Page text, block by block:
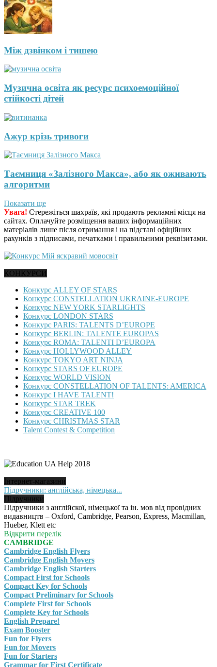
Між дзвінком і тишею
Музична освіта як ресурс психоемоційної
стійкості дітей
Ажур крізь тривоги
Таємниця «Залізного Макса», або як оживають
алгоритми
Показати ще
Увага! Стережіться шахраїв, які продають рекламні місця на
сайтах. Оплачуйте розміщення ваших інформаційних
матеріалів лише після отримання і на підставі офіційних
рахунків з підписами, печатками і правильними реквізитами.
КОНКУРСИ
Конкурс ALLEY OF STARS
Конкурс CONSTELLATION UKRAINE-EUROPE
Конкурс NEW YORK STARLIGHTS
Конкурс LONDON STARS
Конкурс PARIS: TALENTS D’EUROPE
Конкурс BERLIN: TALENTE EUROPAS
Конкурс ROMA: TALENTI D’EUROPA
Конкурс HOLLYWOOD ALLEY
Конкурс TOKYO ART NINJA
Конкурс STARS OF EUROPE
Конкурс WORLD VISION
Конкурс CONSTELLATION OF TALENTS: AMERICA
Конкурс I HAVE TALENT!
Конкурс STAR TREK
Конкурс CREATIVE 100
Конкурс CHRISTMAS STAR
Talent Contest & Competition
Інтернет-магазини
Підручники: англійська, німецька...
Підручники
Підручники з англійскої, німецької та ін. мов від провідних
видавництв – Oxford, Cambridge, Pearson, Express, Macmillan,
Hueber, Klett etc
Відкрити перелік
CAMBRIDGE
Cambridge English Flyers
Cambridge English Movers
Cambridge English Starters
Compact First for Schools
Compact Key for Schools
Compact Preliminary for Schools
Complete First for Schools
Complete Key for Schools
English Prepare!
Exam Booster
Fun for Flyers
Fun for Movers
Fun for Starters
Grammar for First Certificate